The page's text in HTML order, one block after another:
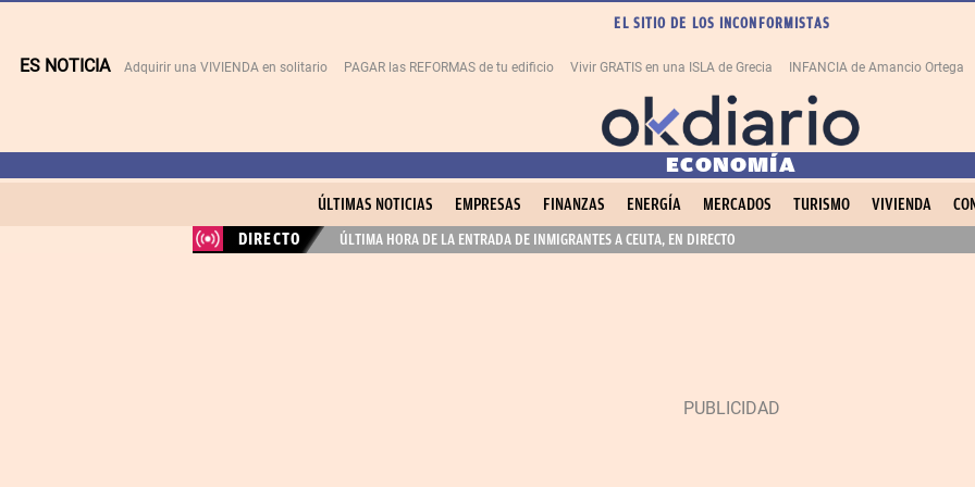
EL SITIO DE LOS INCONFORMISTAS
ES NOTICIA Adquirir una VIVIENDA en solitario PAGAR las REFORMAS de tu edificio Vivir GRATIS en una ISLA de Grecia INFANCIA de Amancio Ortega
ECONOMÍA
ÚLTIMAS NOTICIAS EMPRESAS FINANZAS ENERGÍA MERCADOS TURISMO VIVIENDA
DIRECTO
ÚLTIMA HORA DE LA ENTRADA DE INMIGRANTES A CEUTA, EN DIRECTO